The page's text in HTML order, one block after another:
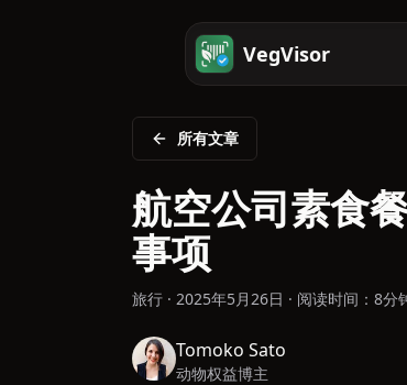
VegVisor
所有文章
航空公司素食
事项
旅行 · 2025年5月26日 · 阅读时间：8分
Tomoko Sato
动物权益博主